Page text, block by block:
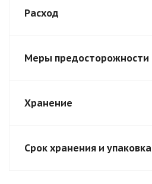
Расход
Меры предосторожности
Хранение
Срок хранения и упаковка